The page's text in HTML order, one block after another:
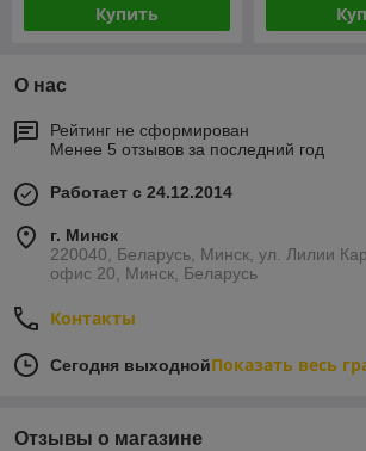
Купить
О нас
Рейтинг не сформирован
Менее 5 отзывов за последний год
Работает с 24.12.2014
г. Минск
220040, Беларусь, Минск, ул. Лилии
офис 20, Минск, Беларусь
Контакты
Сегодня выходнойПоказать весь
Отзывы о магазине